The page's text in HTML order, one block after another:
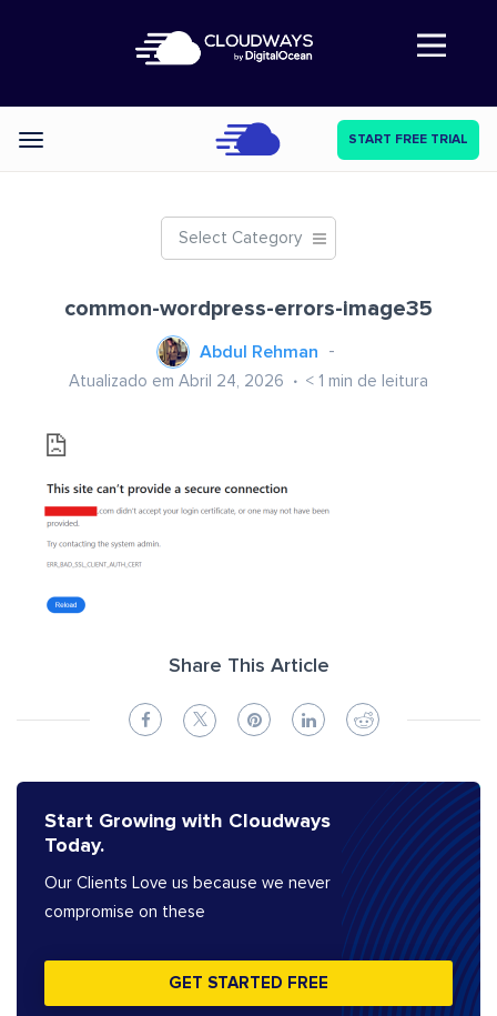
Abre a navegação
Categories START FREE TRIAL
Select Category
common-wordpress-errors-image35
Abdul Rehman
Atualizado em Abril 24, 2026 < 1 min de leitura
Share This Article
Start Growing with Cloudways
Today.
Our Clients Love us because we never
compromise on these
GET STARTED FREE